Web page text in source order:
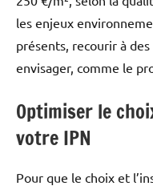
les enjeux
présents, recourir à
envisager, comme le
Optimiser le
votre IPN
Pour que le choix et